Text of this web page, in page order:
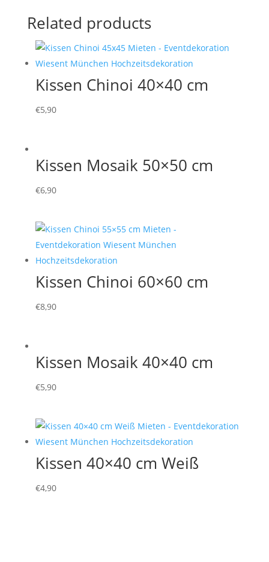
Related products
Kissen Chinoi 40×40 cm
€5,90
Kissen Mosaik 50×50 cm
€6,90
Kissen Chinoi 60×60 cm
€8,90
Kissen Mosaik 40×40 cm
€5,90
Kissen 40×40 cm Weiß
€4,90